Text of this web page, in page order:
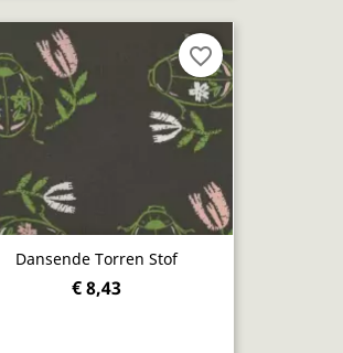
Dansende Torren Stof
€ 8,43
favorite_border